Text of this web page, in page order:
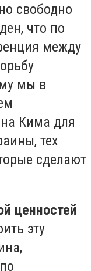
свободно
что по
между
мы в
Кима для
тех
сделают
ценностей
эту